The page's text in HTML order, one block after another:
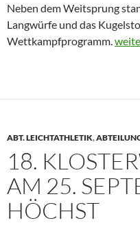
Neben dem Weitsprung
Langwürfe und das
Wettkampfprogramm.
ABT. LEICHTATHLETIK,
18.
AM 25.
HÖCHST